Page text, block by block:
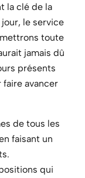
la clé de la
le service
toute
jamais dû
présents
avancer
de tous les
faisant un
qui